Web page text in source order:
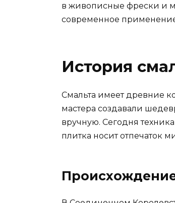
в живописные фрески и
современное
История
Смальта имеет древние
мастера создавали
вручную. Сегодня
плитка носит отпечаток